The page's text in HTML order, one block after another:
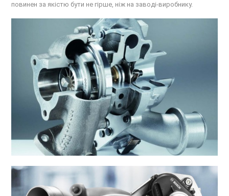
повинен за якістю бути не гірше, ніж на заводі-виробнику.